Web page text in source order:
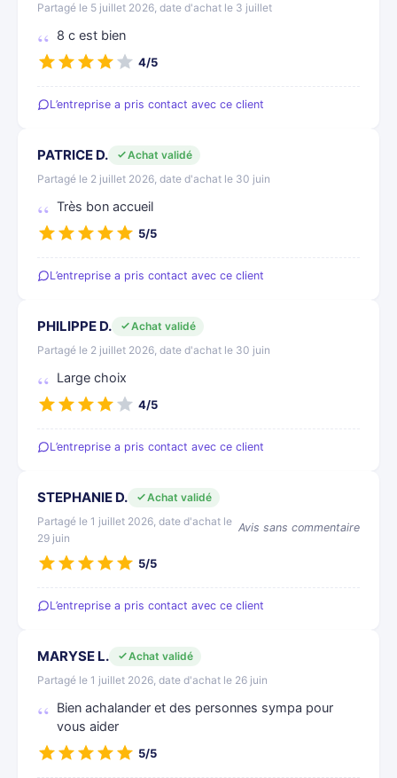
Partagé le 5 juillet 2026, date d'achat le 3 juillet
8 c est bien
4/5
L’entreprise a pris contact avec ce client
PATRICE D.
Achat validé
Partagé le 2 juillet 2026, date d'achat le 30 juin
Très bon accueil
5/5
L’entreprise a pris contact avec ce client
PHILIPPE D.
Achat validé
Partagé le 2 juillet 2026, date d'achat le 30 juin
Large choix
4/5
L’entreprise a pris contact avec ce client
STEPHANIE D.
Achat validé
Partagé le 1 juillet 2026, date d'achat le
29 juin
Avis sans commentaire
5/5
L’entreprise a pris contact avec ce client
MARYSE L.
Achat validé
Partagé le 1 juillet 2026, date d'achat le 26 juin
Bien achalander et des personnes sympa pour
vous aider
5/5